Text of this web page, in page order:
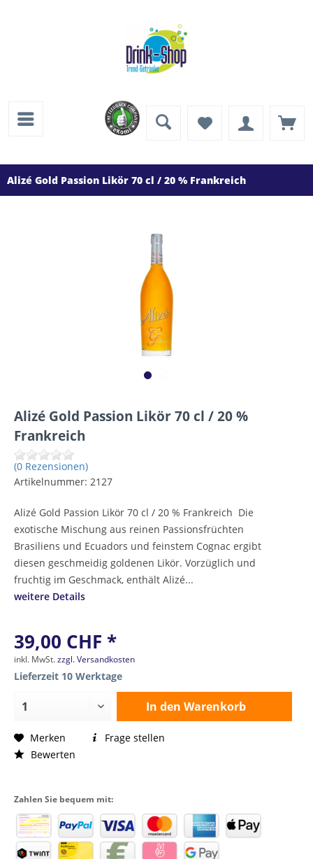
Alizé Gold Passion Likör 70 cl / 20 % Frankreich
Alizé Gold Passion Likör 70 cl / 20 %
Frankreich
(0 Rezensionen)
Artikelnummer: 2127
Alizé Gold Passion Likör 70 cl / 20 % Frankreich Die
exotische Mischung aus reinen Passionsfrüchten
Brasiliens und Ecuadors und feinstem Cognac ergibt
diesen geschmeidig goldenen Likör. Vorzüglich und
fruchtig im Geschmack, enthält Alizé...
weitere Details
39,00 CHF *
inkl. MwSt.zzgl. Versandkosten
Lieferzeit 10 Werktage
In den Warenkorb
Merken
Bewerten
Frage stellen
Zahlen Sie bequem mit: